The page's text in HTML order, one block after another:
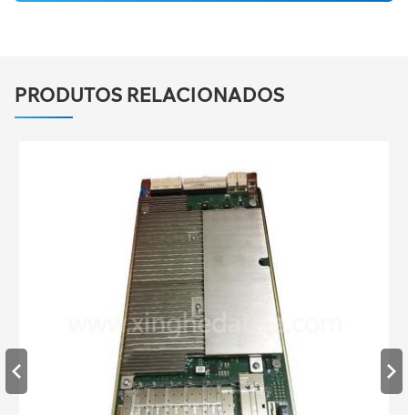
PRODUTOS RELACIONADOS